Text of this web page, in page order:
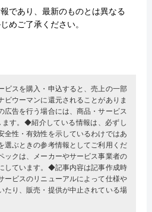
であり、最新のものとは異なる
めご了承ください。
スを購入・申込すると、売上の一部
ビウーマンに還元されることがありま
告を行う場合には、商品・サービス
す。◆紹介している情報は、必ずし
全性・有効性を示しているわけではあ
選ぶときの参考情報としてご利用くだ
クは、メーカーやサービス事業者の
しています。◆記事内容は記事作成時
ービスのリニューアルによって仕様や
たり、販売・提供が中止されている場